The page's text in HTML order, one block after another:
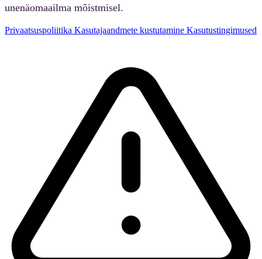
unenäomaailma mõistmisel.
Privaatsuspoliitika Kasutajaandmete kustutamine Kasutustingimused